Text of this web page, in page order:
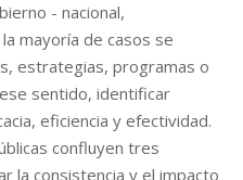
- nacional,
mayoría de casos se
estrategias, programas o
sentido, identificar
eficiencia y efectividad.
confluyen tres
la consistencia y el impacto